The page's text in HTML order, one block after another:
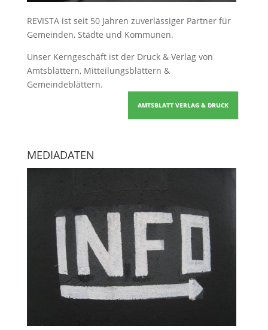
REVISTA ist seit 50 Jahren zuverlässiger Partner für
Gemeinden, Städte und Kommunen.
Unser Kerngeschäft ist der Druck & Verlag von
Amtsblättern, Mitteilungsblättern &
Gemeindeblättern.
AMTSBLATT VERLAG & DRUCK
MEDIADATEN